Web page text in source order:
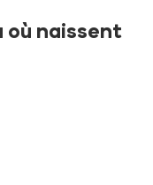
où naissent